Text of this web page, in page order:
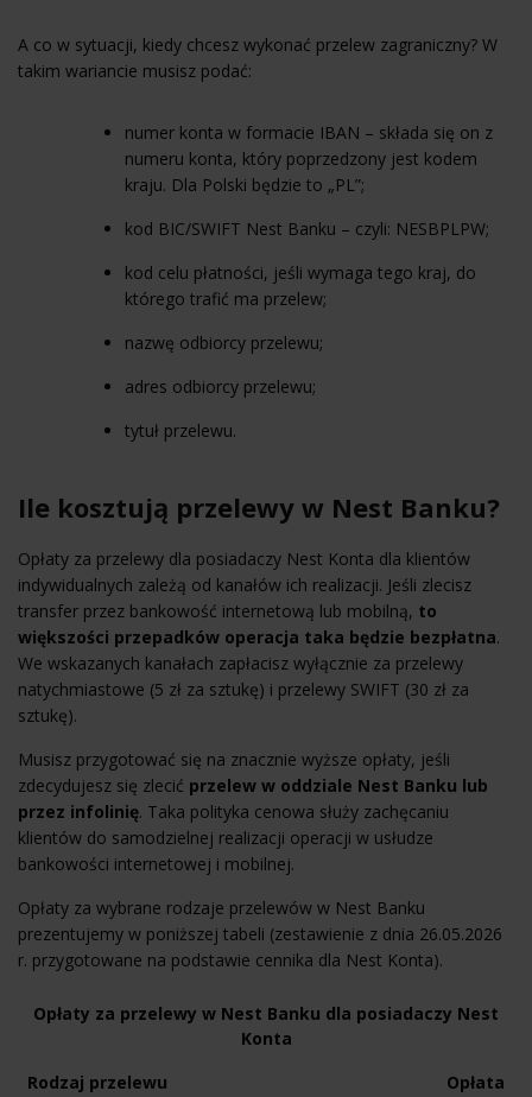
A co w sytuacji, kiedy chcesz wykonać przelew zagraniczny? W
takim wariancie musisz podać:
numer konta w formacie IBAN – składa się on z
numeru konta, który poprzedzony jest kodem
kraju. Dla Polski będzie to „PL”;
kod BIC/SWIFT Nest Banku – czyli: NESBPLPW;
kod celu płatności, jeśli wymaga tego kraj, do
którego trafić ma przelew;
nazwę odbiorcy przelewu;
adres odbiorcy przelewu;
tytuł przelewu.
Ile kosztują przelewy w Nest Banku?
Opłaty za przelewy dla posiadaczy Nest Konta dla klientów
indywidualnych zależą od kanałów ich realizacji. Jeśli zlecisz
transfer przez bankowość internetową lub mobilną, to
większości przepadków operacja taka będzie bezpłatna.
We wskazanych kanałach zapłacisz wyłącznie za przelewy
natychmiastowe (5 zł za sztukę) i przelewy SWIFT (30 zł za
sztukę).
Musisz przygotować się na znacznie wyższe opłaty, jeśli
zdecydujesz się zlecić przelew w oddziale Nest Banku lub
przez infolinię. Taka polityka cenowa służy zachęcaniu
klientów do samodzielnej realizacji operacji w usłudze
bankowości internetowej i mobilnej.
Opłaty za wybrane rodzaje przelewów w Nest Banku
prezentujemy w poniższej tabeli (zestawienie z dnia 26.05.2026
r. przygotowane na podstawie cennika dla Nest Konta).
Opłaty za przelewy w Nest Banku dla posiadaczy Nest
Konta
Rodzaj przelewu
Opłata